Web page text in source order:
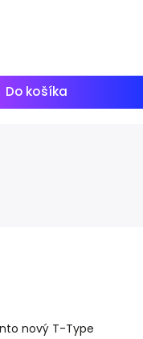
Do košíka
nový T-Type